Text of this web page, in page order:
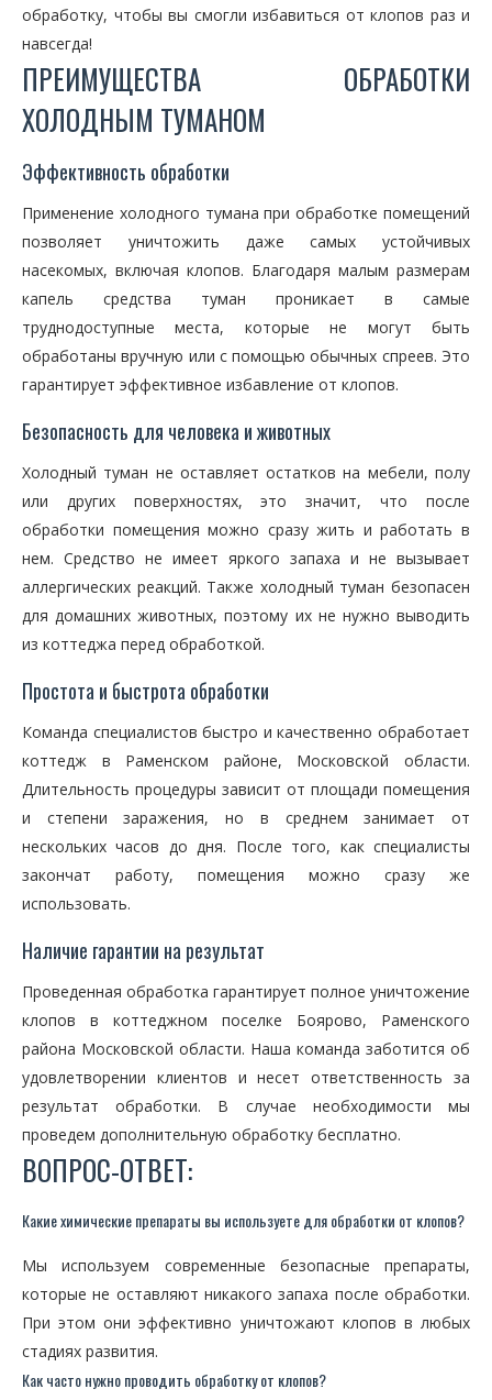
обработку, чтобы вы смогли избавиться от клопов раз и
навсегда!
ПРЕИМУЩЕСТВА ОБРАБОТКИ
ХОЛОДНЫМ ТУМАНОМ
Эффективность обработки
Применение холодного тумана при обработке помещений
позволяет уничтожить даже самых устойчивых
насекомых, включая клопов. Благодаря малым размерам
капель средства туман проникает в самые
труднодоступные места, которые не могут быть
обработаны вручную или с помощью обычных спреев. Это
гарантирует эффективное избавление от клопов.
Безопасность для человека и животных
Холодный туман не оставляет остатков на мебели, полу
или других поверхностях, это значит, что после
обработки помещения можно сразу жить и работать в
нем. Средство не имеет яркого запаха и не вызывает
аллергических реакций. Также холодный туман безопасен
для домашних животных, поэтому их не нужно выводить
из коттеджа перед обработкой.
Простота и быстрота обработки
Команда специалистов быстро и качественно обработает
коттедж в Раменском районе, Московской области.
Длительность процедуры зависит от площади помещения
и степени заражения, но в среднем занимает от
нескольких часов до дня. После того, как специалисты
закончат работу, помещения можно сразу же
использовать.
Наличие гарантии на результат
Проведенная обработка гарантирует полное уничтожение
клопов в коттеджном поселке Боярово, Раменского
района Московской области. Наша команда заботится об
удовлетворении клиентов и несет ответственность за
результат обработки. В случае необходимости мы
проведем дополнительную обработку бесплатно.
ВОПРОС-ОТВЕТ:
Какие химические препараты вы используете для обработки от клопов?
Мы используем современные безопасные препараты,
которые не оставляют никакого запаха после обработки.
При этом они эффективно уничтожают клопов в любых
стадиях развития.
Как часто нужно проводить обработку от клопов?